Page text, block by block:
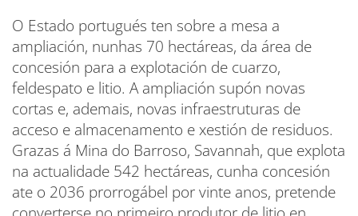
O Estado portugués ten sobre a mesa a
ampliación, nunhas 70 hectáreas, da área de
concesión para a explotación de cuarzo,
feldespato e litio. A ampliación supón novas
cortas e, ademais, novas infraestruturas de
acceso e almacenamento e xestión de residuos.
Grazas á Mina do Barroso, Savannah, que explota
na actualidade 542 hectáreas, cunha concesión
ate o 2036 prorrogábel por vinte anos, pretende